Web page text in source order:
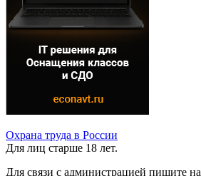
Охрана труда в России
Для лиц старше 18 лет.
Для связи с администрацией пишите на